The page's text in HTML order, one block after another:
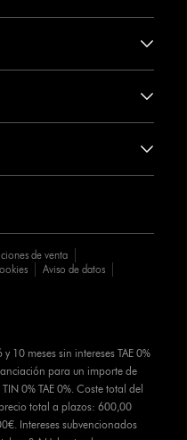
de venta
Aviso de datos
10 meses sin intereses TAE 0%
para un importe de
0% TAE 0%. Coste total del
total a plazos: 600,00
Intereses subvencionados